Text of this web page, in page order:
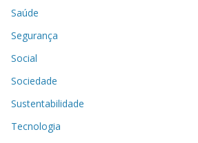
Saúde
Segurança
Social
Sociedade
Sustentabilidade
Tecnologia